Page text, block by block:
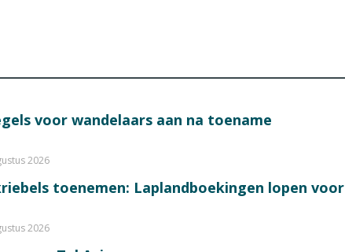
voor wandelaars aan na toename
2026
toenemen: Laplandboekingen lopen voor
2026